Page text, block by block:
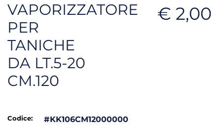
VAPORIZZATORE
PER
TANICHE
DA LT.5-20
CM.120
€ 2,00
Codice: #KK106CM12000000